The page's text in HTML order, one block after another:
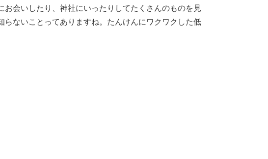
会いしたり、神社にいったりしてたくさんのものを見
ないことってありますね。たんけんにワクワクした低